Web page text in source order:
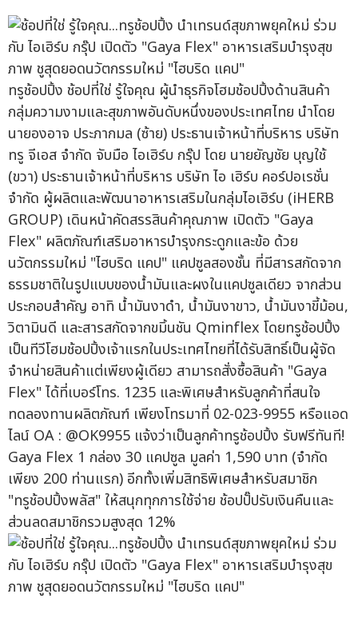
ทรูช้อปปิ้ง ช้อปที่ใช่ รู้ใจคุณ ผู้นำธุรกิจโฮมช้อปปิ้งด้านสินค้า
กลุ่มความงามและสุขภาพอันดับหนึ่งของประเทศไทย นำโดย
นายองอาจ ประภากมล (ซ้าย) ประธานเจ้าหน้าที่บริหาร บริษัท
ทรู จีเอส จำกัด จับมือ ไอเฮิร์บ กรุ๊ป โดย นายยัญชัย บุญใช้
(ขวา) ประธานเจ้าหน้าที่บริหาร บริษัท ไอ เฮิร์บ คอร์ปอเรชั่น
จำกัด ผู้ผลิตและพัฒนาอาหารเสริมในกลุ่มไอเฮิร์บ (iHERB
GROUP) เดินหน้าคัดสรรสินค้าคุณภาพ เปิดตัว "Gaya
Flex" ผลิตภัณฑ์เสริมอาหารบำรุงกระดูกและข้อ ด้วย
นวัตกรรมใหม่ "ไฮบริด แคป" แคปซูลสองชั้น ที่มีสารสกัดจาก
ธรรมชาติในรูปแบบของน้ำมันและผงในแคปซูลเดียว จากส่วน
ประกอบสำคัญ อาทิ น้ำมันงาดำ, น้ำมันงาขาว, น้ำมันงาขี้ม้อน,
วิตามินดี และสารสกัดจากขมิ้นชัน Qminflex โดยทรูช้อปปิ้ง
เป็นทีวีโฮมช้อปปิ้งเจ้าแรกในประเทศไทยที่ได้รับสิทธิ์เป็นผู้จัด
จำหน่ายสินค้าแต่เพียงผู้เดียว สามารถสั่งซื้อสินค้า "Gaya
Flex" ได้ที่เบอร์โทร. 1235 และพิเศษสำหรับลูกค้าที่สนใจ
ทดลองทานผลิตภัณฑ์ เพียงโทรมาที่ 02-023-9955 หรือแอด
ไลน์ OA : @OK9955 แจ้งว่าเป็นลูกค้าทรูช้อปปิ้ง รับฟรีทันที!
Gaya Flex 1 กล่อง 30 แคปซูล มูลค่า 1,590 บาท (จำกัด
เพียง 200 ท่านแรก) อีกทั้งเพิ่มสิทธิพิเศษสำหรับสมาชิก
"ทรูช้อปปิ้งพลัส" ให้สนุกทุกการใช้จ่าย ช้อปปั๊ปรับเงินคืนและ
ส่วนลดสมาชิกรวมสูงสุด 12%